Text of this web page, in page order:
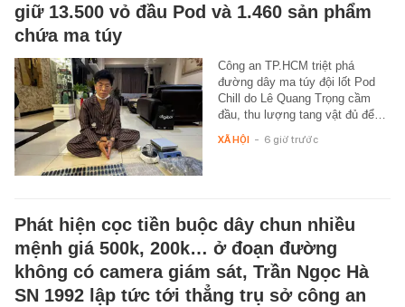
giữ 13.500 vỏ đầu Pod và 1.460 sản phẩm
chứa ma túy
Công an TP.HCM triệt phá
đường dây ma túy đội lốt Pod
Chill do Lê Quang Trọng cầm
đầu, thu lượng tang vật đủ để…
XÃ HỘI - 6 giờ trước
Phát hiện cọc tiền buộc dây chun nhiều
mệnh giá 500k, 200k… ở đoạn đường
không có camera giám sát, Trần Ngọc Hà
SN 1992 lập tức tới thẳng trụ sở công an